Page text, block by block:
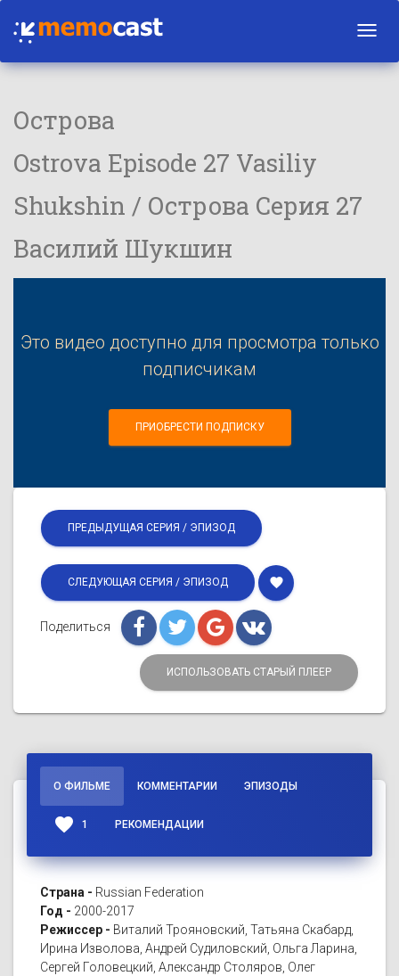
Острова
Ostrova Episode 27 Vasiliy
Shukshin / Острова Серия 27
Василий Шукшин
Это видео доступно для просмотра только
подписчикам
ПРИОБРЕСТИ ПОДПИСКУ
ПРЕДЫДУЩАЯ СЕРИЯ / ЭПИЗОД
СЛЕДУЮЩАЯ СЕРИЯ / ЭПИЗОД favorite
Поделиться
ИСПОЛЬЗОВАТЬ СТАРЫЙ ПЛЕЕР
О ФИЛЬМЕ КОММЕНТАРИИ ЭПИЗОДЫ
favorite 1 РЕКОМЕНДАЦИИ
Страна - Russian Federation
Год - 2000-2017
Режиссер - Виталий Трояновский, Татьяна Скабард,
Ирина Изволова, Андрей Судиловский, Ольга Ларина,
Сергей Головецкий, Александр Столяров, Олег